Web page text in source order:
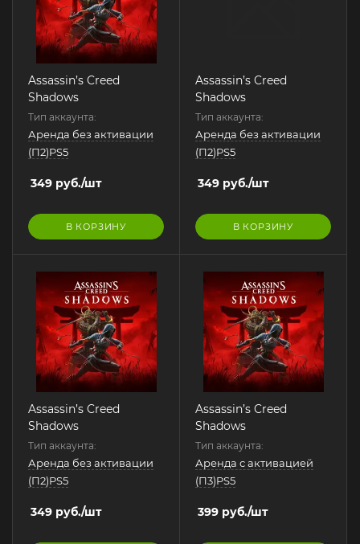
Assassin’s Creed
Shadows
Тип аккаунта:
Аренда без активации
(П2)PS5
349 руб./шт
В КОРЗИНУ
Assassin’s Creed
Shadows
Тип аккаунта:
Аренда без активации
(П2)PS5
349 руб./шт
В КОРЗИНУ
Assassin’s Creed
Shadows
Тип аккаунта:
Аренда без активации
(П2)PS5
349 руб./шт
Assassin’s Creed
Shadows
Тип аккаунта:
Аренда с активацией
(П3)PS5
399 руб./шт